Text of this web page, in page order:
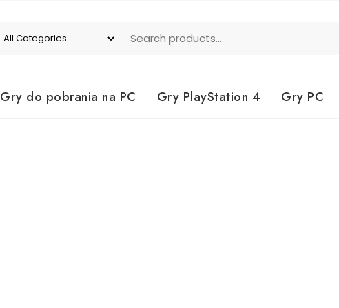
Gry do pobrania na PC Gry PlayStation 4 Gry PC